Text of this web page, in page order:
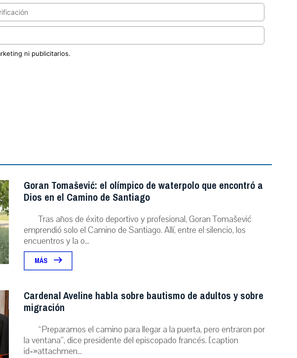
ni publicitarios.
Goran Tomašević: el olímpico de waterpolo que encontró a
Dios en el Camino de Santiago
Tras años de éxito deportivo y profesional, Goran Tomašević
emprendió solo el Camino de Santiago. Allí, entre el silencio, los
encuentros y la o...
MÁS
Cardenal Aveline habla sobre bautismo de adultos y sobre
migración
“Preparamos el camino para llegar a la puerta, pero entraron por
la ventana”, dice presidente del episcopado francés. [caption
id=»attachmen...